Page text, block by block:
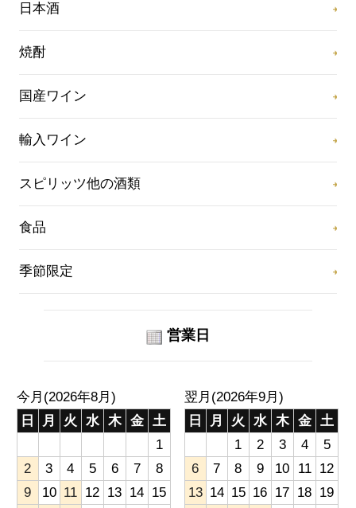
日本酒
焼酎
国産ワイン
輸入ワイン
スピリッツ他の酒類
食品
季節限定
営業日
今月(2026年8月)
日
月 火 水 木 金 土
1
2
3 4 5 6 7
8
9
10 11 12 13 14 15
翌月(2026年9月)
日
月 火 水 木 金
土
1
2 3 4
5
6
7 8 9 10 11
12
13 14 15 16 17 18 19